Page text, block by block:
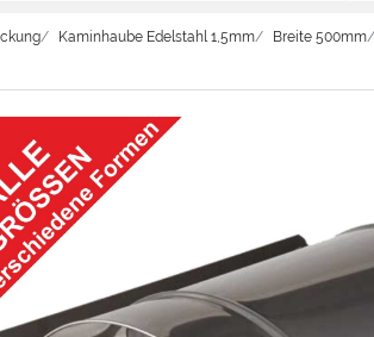
Kaminhaube Edelstahl 1,5mm Breite 500mm